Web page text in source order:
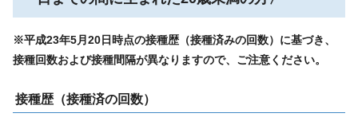
※平成23年5月20日時点の接種歴（接種済みの回数）に基づき、
接種回数および接種間隔が異なりますので、ご注意ください。
接種歴（接種済の回数）